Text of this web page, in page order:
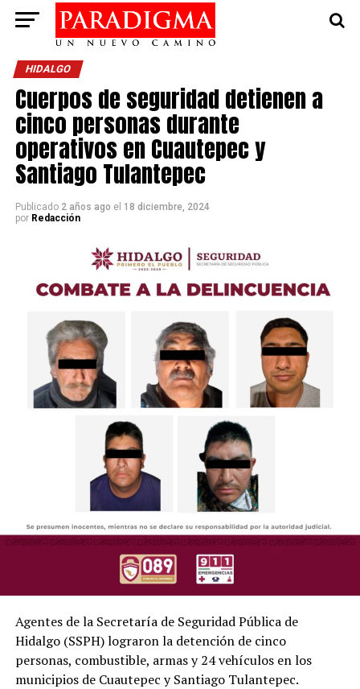
HIDALGO
Cuerpos de seguridad detienen a
cinco personas durante
operativos en Cuautepec y
Santiago Tulantepec
Publicado 2 años ago el 18 diciembre, 2024
por Redacción
Agentes de la Secretaría de Seguridad Pública de
Hidalgo (SSPH) lograron la detención de cinco
personas, combustible, armas y 24 vehículos en los
municipios de Cuautepec y Santiago Tulantepec.